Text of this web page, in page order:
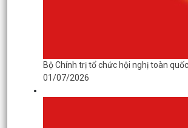
Bộ Chính trị tổ chức hội nghị toàn
01/07/2026